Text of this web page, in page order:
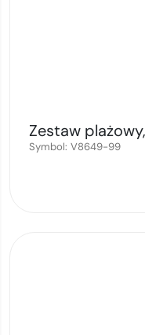
Zestaw
Symbol: V8649-99